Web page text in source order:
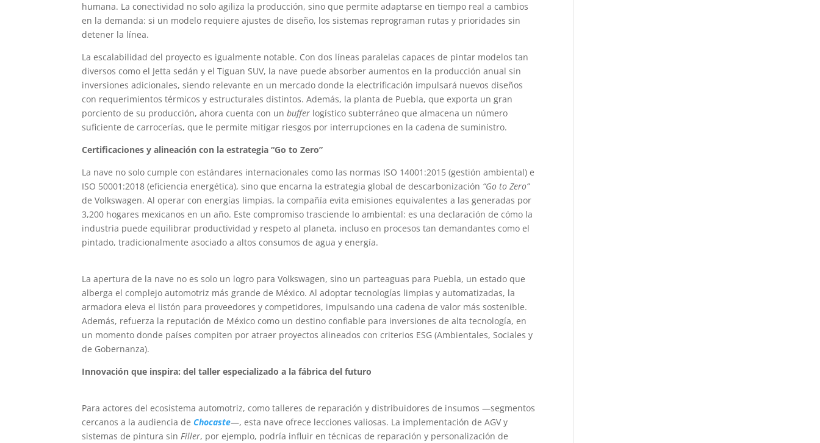
humana. La conectividad no solo agiliza la producción, sino que permite adaptarse en tiempo real a cambios
en la demanda: si un modelo requiere ajustes de diseño, los sistemas reprograman rutas y prioridades sin
detener la línea.
La escalabilidad del proyecto es igualmente notable. Con dos líneas paralelas capaces de pintar modelos tan
diversos como el Jetta sedán y el Tiguan SUV, la nave puede absorber aumentos en la producción anual sin
inversiones adicionales, siendo relevante en un mercado donde la electrificación impulsará nuevos diseños
con requerimientos térmicos y estructurales distintos. Además, la planta de Puebla, que exporta un gran
porciento de su producción, ahora cuenta con unbuffer logístico subterráneo que almacena un número
suficiente de carrocerías, que le permite mitigar riesgos por interrupciones en la cadena de suministro.
Certificaciones y alineación con la estrategia “Go to Zero”
La nave no solo cumple con estándares internacionales como las normas ISO 14001:2015 (gestión ambiental) e
ISO 50001:2018 (eficiencia energética), sino que encarna la estrategia global de descarbonización “Go to Zero”
de Volkswagen. Al operar con energías limpias, la compañía evita emisiones equivalentes a las generadas por
3,200 hogares mexicanos en un año. Este compromiso trasciende lo ambiental: es una declaración de cómo la
industria puede equilibrar productividad y respeto al planeta, incluso en procesos tan demandantes como el
pintado, tradicionalmente asociado a altos consumos de agua y energía.
La apertura de la nave no es solo un logro para Volkswagen, sino un parteaguas para Puebla, un estado que
alberga el complejo automotriz más grande de México. Al adoptar tecnologías limpias y automatizadas, la
armadora eleva el listón para proveedores y competidores, impulsando una cadena de valor más sostenible.
Además, refuerza la reputación de México como un destino confiable para inversiones de alta tecnología, en
un momento donde países compiten por atraer proyectos alineados con criterios ESG (Ambientales, Sociales y
de Gobernanza).
Innovación que inspira: del taller especializado a la fábrica del futuro
Para actores del ecosistema automotriz, como talleres de reparación y distribuidores de insumos —segmentos
cercanos a la audiencia deChocaste—, esta nave ofrece lecciones valiosas. La implementación de AGV y
sistemas de pintura sinFiller, por ejemplo, podría influir en técnicas de reparación y personalización de